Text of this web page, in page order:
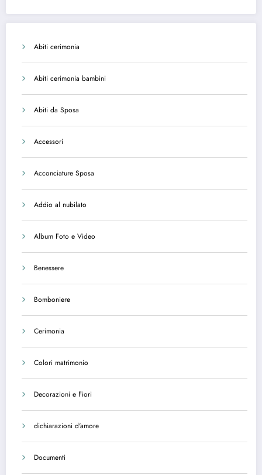
Abiti cerimonia
Abiti cerimonia bambini
Abiti da Sposa
Accessori
Acconciature Sposa
Addio al nubilato
Album Foto e Video
Benessere
Bomboniere
Cerimonia
Colori matrimonio
Decorazioni e Fiori
dichiarazioni d'amore
Documenti